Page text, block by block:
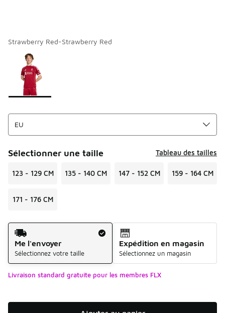
Strawberry Red-Strawberry Red
Page 1 sur 1 affichant 1 à 1 des 1 couleurs.
Merci de sélectionner un style
Sélectionner une taille Tableau des tailles
123 - 129 CM 135 - 140 CM 147 - 152 CM 159 - 164 CM
171 - 176 CM
Mode d'expédition
Me l'envoyer
Sélectionnez votre taille
Expédition en magasin
Sélectionnez un magasin
Livraison standard gratuite pour les membres FLX